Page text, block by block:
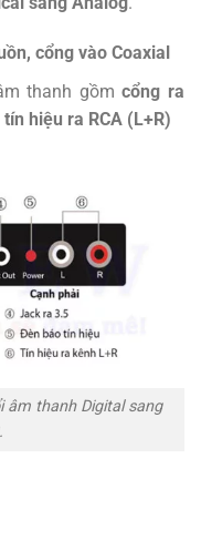
cổng vào Coaxial
thanh gồmcổng ra
hiệu ra RCA (L+R)
âm thanh Digital sang